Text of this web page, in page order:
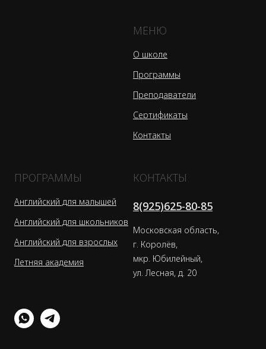
МЕНЮ
О школе
Программы
Преподаватели
Сертификаты
Контакты
ПРОГРАММЫ
Английский для малышей
Английский для школьников
Английский для взрослых
Летняя академия
КОНТАКТЫ
8(925)625-80-85
Московская область,
г. Королёв,
мкр. Юбилейный,
ул. Лесная, д. 20